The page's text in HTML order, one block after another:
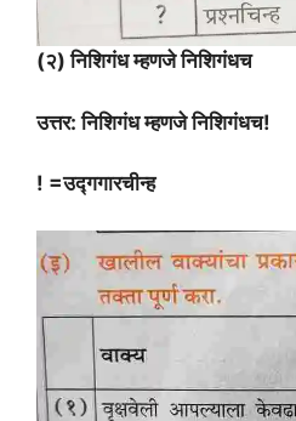
(२) निशिगंध म्हणजे निशिगंधच
उत्तर: निशिगंध म्हणजे निशिगंधच!
! =उद्गगारचीन्ह